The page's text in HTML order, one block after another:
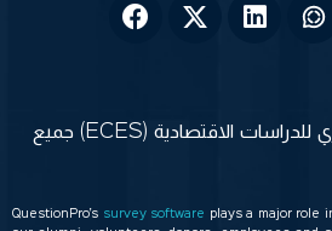
© 2026 - المركز المصري للدراسات الاقتصادية (ECES) جميع
QuestionPro’s survey software
plays a major role